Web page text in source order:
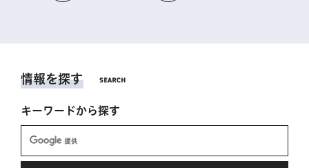
情報を探す
キーワードから探す